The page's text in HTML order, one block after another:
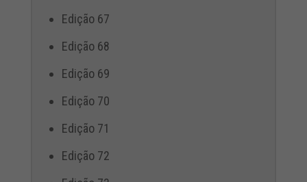
Edição 67
Edição 68
Edição 69
Edição 70
Edição 71
Edição 72